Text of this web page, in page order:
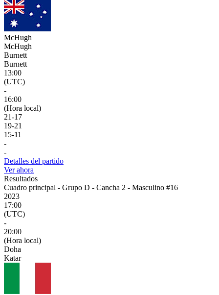
McHugh
McHugh
Burnett
Burnett
13:00
(UTC)
-
16:00
(Hora local)
21-17
19-21
15-11
-
-
Detalles del partido
Ver ahora
Resultados
Cuadro principal - Grupo D - Cancha 2 - Masculino #16
2023
17:00
(UTC)
-
20:00
(Hora local)
Doha
Katar